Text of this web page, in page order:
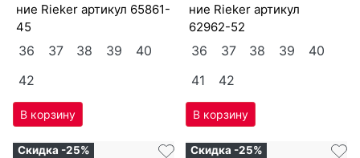
ние Ri­eker артикул 65861-
45
36 37 38 39
40
42
ние Ri­eker артикул
62962-52
36 37 38 39
40
41
42
Скидка -25% Скидка -25%